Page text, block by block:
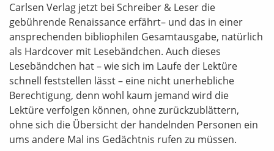
Carlsen Verlag jetzt bei Schreiber & Leser die
gebührende Renaissance erfährt– und das in einer
ansprechenden bibliophilen Gesamtausgabe, natürlich
als Hardcover mit Lesebändchen. Auch dieses
Lesebändchen hat – wie sich im Laufe der Lektüre
schnell feststellen lässt – eine nicht unerhebliche
Berechtigung, denn wohl kaum jemand wird die
Lektüre verfolgen können, ohne zurückzublättern,
ohne sich die Übersicht der handelnden Personen ein
ums andere Mal ins Gedächtnis rufen zu müssen.